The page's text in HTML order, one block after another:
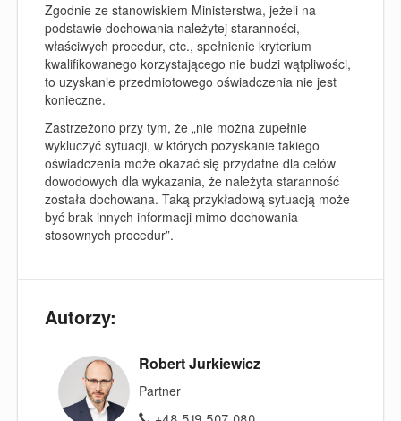
Zgodnie ze stanowiskiem Ministerstwa, jeżeli na
podstawie dochowania należytej staranności,
właściwych procedur, etc., spełnienie kryterium
kwalifikowanego korzystającego nie budzi wątpliwości,
to uzyskanie przedmiotowego oświadczenia nie jest
konieczne.
Zastrzeżono przy tym, że „nie można zupełnie
wykluczyć sytuacji, w których pozyskanie takiego
oświadczenia może okazać się przydatne dla celów
dowodowych dla wykazania, że należyta staranność
została dochowana. Taką przykładową sytuacją może
być brak innych informacji mimo dochowania
stosownych procedur”.
Autorzy:
Robert Jurkiewicz
Partner